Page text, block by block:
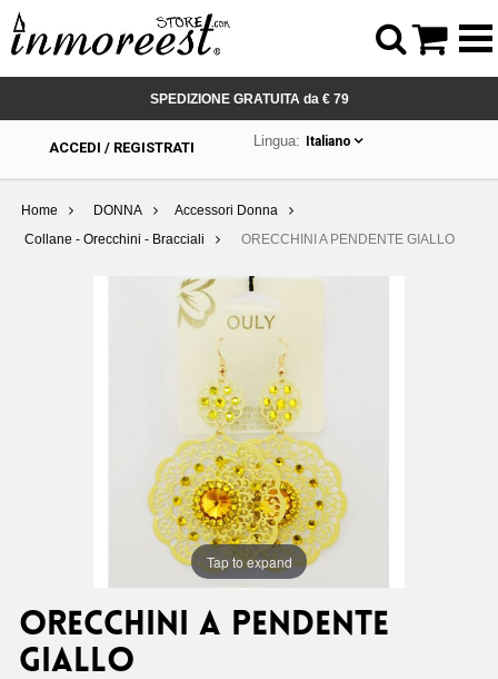
SPEDIZIONE GRATUITA da € 79
ACCEDI / REGISTRATI Lingua: Italiano
Home DONNA
Accessori Donna
Collane - Orecchini - Bracciali
ORECCHINI A PENDENTE GIALLO
Tap to expand
ORECCHINI A PENDENTE
GIALLO
 